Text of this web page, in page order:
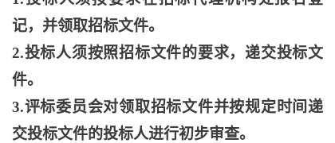
记，并领取招标文件。
2.投标人须按照招标文件的要求，递交投标文
件。
3.评标委员会对领取招标文件并按规定时间递
交投标文件的投标人进行初步审查。